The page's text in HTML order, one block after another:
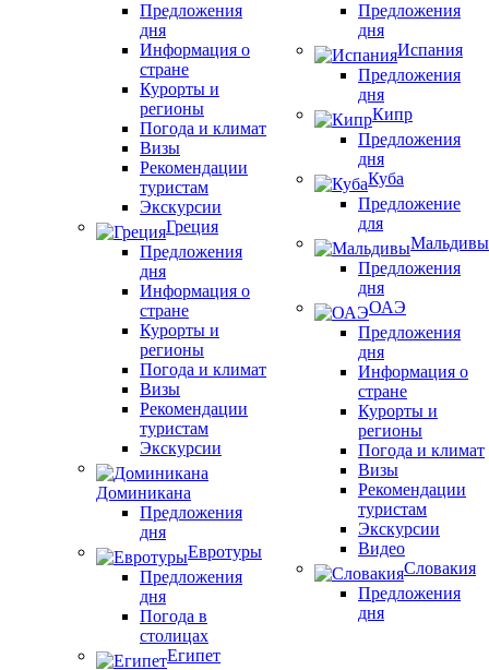
Предложения
дня
Информация о
стране
Курорты и
регионы
Погода и климат
Визы
Рекомендации
туристам
Экскурсии
Греция
Предложения
дня
Информация о
стране
Курорты и
регионы
Погода и климат
Визы
Рекомендации
туристам
Экскурсии
Доминикана
Предложения
дня
Евротуры
Предложения
дня
Погода в
столицах
Египет
Предложения
дня
Испания
Предложения
дня
Кипр
Предложения
дня
Куба
Предложение
для
Мальдивы
Предложения
дня
ОАЭ
Предложения
дня
Информация о
стране
Курорты и
регионы
Погода и климат
Визы
Рекомендации
туристам
Экскурсии
Видео
Словакия
Предложения
дня